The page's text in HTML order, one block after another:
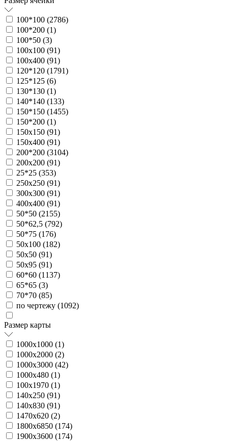
100*100 (2786)
100*200 (1)
100*50 (3)
100х100 (91)
100х400 (91)
120*120 (1791)
125*125 (6)
130*130 (1)
140*140 (133)
150*150 (1455)
150*200 (1)
150х150 (91)
150х400 (91)
200*200 (3104)
200х200 (91)
25*25 (353)
250х250 (91)
300х300 (91)
400х400 (91)
50*50 (2155)
50*62,5 (792)
50*75 (176)
50х100 (182)
50х50 (91)
50х95 (91)
60*60 (1137)
65*65 (3)
70*70 (85)
по чертежу (1092)
Размер карты
1000х1000 (1)
1000х2000 (2)
1000х3000 (42)
1000х480 (1)
100х1970 (1)
140х250 (91)
140х830 (91)
1470х620 (2)
1800х6850 (174)
1900х3600 (174)